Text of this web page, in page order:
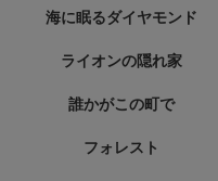
海に眠るダイヤモンド
ライオンの隠れ家
誰かがこの町で
フォレスト